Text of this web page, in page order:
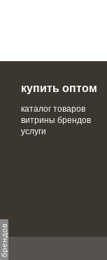
купить оптом
каталог товаров
витрины брендов
услуги